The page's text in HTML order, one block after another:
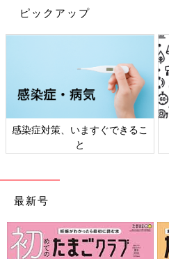
ピックアップ
「もしものときの」赤ちゃん・
家族の防災
最新号